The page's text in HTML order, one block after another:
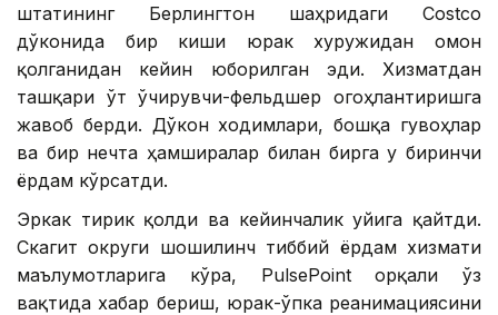
штатининг Берлингтон шаҳридаги Costco
дўконида бир киши юрак хуружидан омон
қолганидан кейин юборилган эди. Хизматдан
ташқари ўт ўчирувчи-фельдшер огоҳлантиришга
жавоб берди. Дўкон ходимлари, бошқа гувоҳлар
ва бир нечта ҳамширалар билан бирга у биринчи
ёрдам кўрсатди.
Эркак тирик қолди ва кейинчалик уйига қайтди.
Скагит округи шошилинч тиббий ёрдам хизмати
маълумотларига кўра, PulsePoint орқали ўз
вақтида хабар бериш, юрак-ўпка реанимациясини